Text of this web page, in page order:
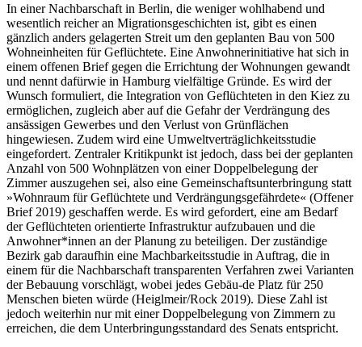
In einer Nachbarschaft in Berlin, die weniger wohlhabend und
wesentlich reicher an Migrationsgeschichten ist, gibt es einen
gänzlich anders gelagerten Streit um den geplanten Bau von 500
Wohneinheiten für Geflüchtete. Eine Anwohnerinitiative hat sich in
einem offenen Brief gegen die Errichtung der Wohnungen gewandt
und nennt dafürwie in Hamburg vielfältige Gründe. Es wird der
Wunsch formuliert, die Integration von Geflüchteten in den Kiez zu
ermöglichen, zugleich aber auf die Gefahr der Verdrängung des
ansässigen Gewerbes und den Verlust von Grünflächen
hingewiesen. Zudem wird eine Umweltverträglichkeitsstudie
eingefordert. Zentraler Kritikpunkt ist jedoch, dass bei der geplanten
Anzahl von 500 Wohnplätzen von einer Doppelbelegung der
Zimmer auszugehen sei, also eine Gemeinschaftsunterbringung statt
»Wohnraum für Geflüchtete und Verdrängungsgefährdete« (Offener
Brief 2019) geschaffen werde. Es wird gefordert, eine am Bedarf
der Geflüchteten orientierte Infrastruktur aufzubauen und die
Anwohner*innen an der Planung zu beteiligen. Der zuständige
Bezirk gab daraufhin eine Machbarkeitsstudie in Auftrag, die in
einem für die Nachbarschaft transparenten Verfahren zwei Varianten
der Bebauung vorschlägt, wobei jedes Gebäu-de Platz für 250
Menschen bieten würde (Heiglmeir/Rock 2019). Diese Zahl ist
jedoch weiterhin nur mit einer Doppelbelegung von Zimmern zu
erreichen, die dem Unterbringungsstandard des Senats entspricht.